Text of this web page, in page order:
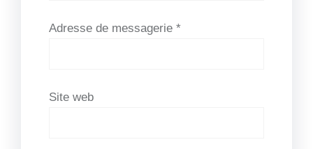
Adresse de messagerie *
Site web